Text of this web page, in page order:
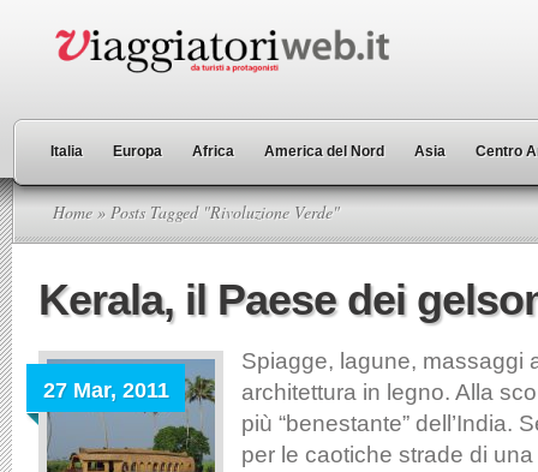
Italia Europa Africa America del Nord Asia Centro
Home » Posts Tagged "Rivoluzione Verde"
Kerala, il Paese dei
27 Mar, 2011
Spiagge, lagune, massaggi
architettura in legno. Alla
più “benestante” dell’India.
per le caotiche strade di